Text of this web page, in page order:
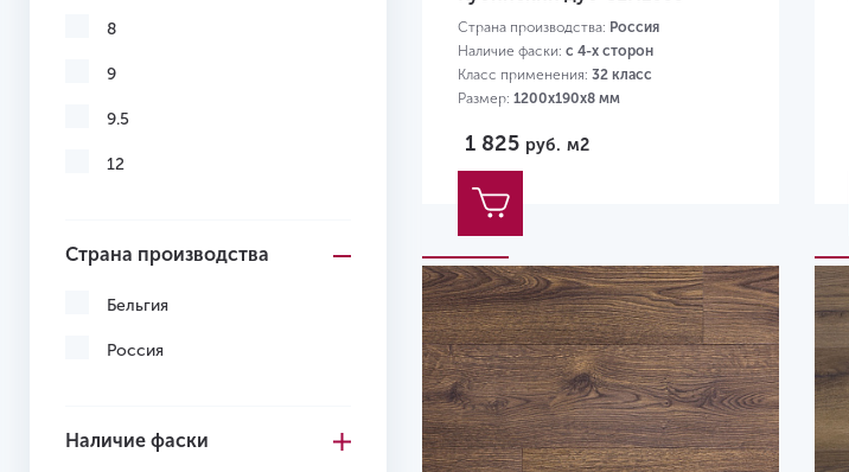
8
9
9.5
12
Страна производства
Бельгия
Россия
Наличие фаски
Страна производства: Россия
Наличие фаски: с 4-х сторон
Класс применения: 32 класс
Размер: 1200х190х8 мм
1 825 руб. м2